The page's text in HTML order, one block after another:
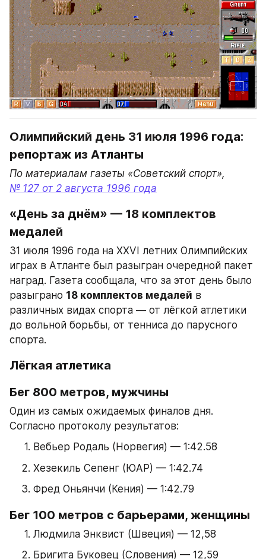
Олимпийский день 31 июля 1996 года:
репортаж из Атланты
№ 127 от 2 августа 1996 года
«День за днём» — 18 комплектов
медалей
31 июля 1996 года на XXVI летних Олимпийских
играх в Атланте был разыгран очередной пакет
наград. Газета сообщала, что за этот день было
разыграно 18 комплектов медалей в
различных видах спорта — от лёгкой атлетики
до вольной борьбы, от тенниса до парусного
спорта.
Лёгкая атлетика
Бег 800 метров, мужчины
Один из самых ожидаемых финалов дня.
Согласно протоколу результатов:
Вебьер Родаль (Норвегия) — 1:42.58
Хезекиль Сепенг (ЮАР) — 1:42.74
Фред Оньянчи (Кения) — 1:42.79
Бег 100 метров с барьерами, женщины
Людмила Энквист (Швеция) — 12,58
Бригита Буковец (Словения) — 12,59